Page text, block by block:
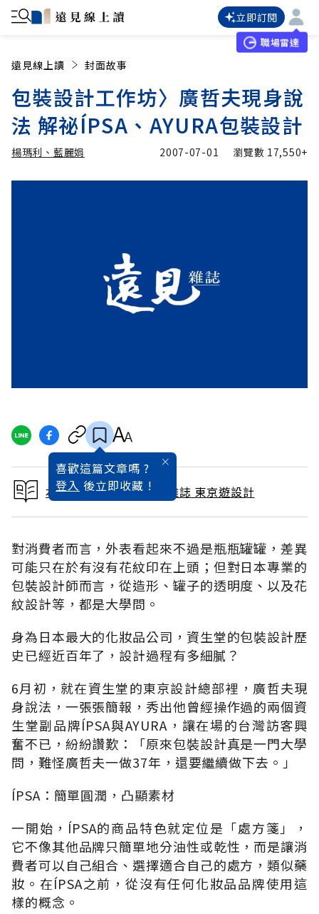
立即訂閱
職場雷達
遠見線上讀 封面故事
包裝設計工作坊〉廣哲夫現身說
法 解祕ÍPSA、AYURA包裝設計
楊瑪利、藍麗娟 2007-07-01 瀏覽數 17,550+
喜歡這篇文章嗎 ?
登入 後立即收藏 !
本文出自 2007 / 7月號雜誌 東京遊設計
對消費者而言，外表看起來不過是瓶瓶罐罐，差異
可能只在於有沒有花紋印在上頭；但對日本專業的
包裝設計師而言，從造形、罐子的透明度、以及花
紋設計等，都是大學問。
身為日本最大的化妝品公司，資生堂的包裝設計歷
史已經近百年了，設計過程有多細膩？
6月初，就在資生堂的東京設計總部裡，廣哲夫現
身說法，一張張簡報，秀出他曾經操作過的兩個資
生堂副品牌ÍPSA與AYURA，讓在場的台灣訪客興
奮不已，紛紛讚歎：「原來包裝設計真是一門大學
問，難怪廣哲夫一做37年，還要繼續做下去。」
ÍPSA：簡單圓潤，凸顯素材
一開始，ÍPSA的商品特色就定位是「處方箋」，
它不像其他品牌只簡單地分油性或乾性，而是讓消
費者可以自己組合、選擇適合自己的處方，類似藥
妝。在ÍPSA之前，從沒有任何化妝品品牌使用這
樣的概念。